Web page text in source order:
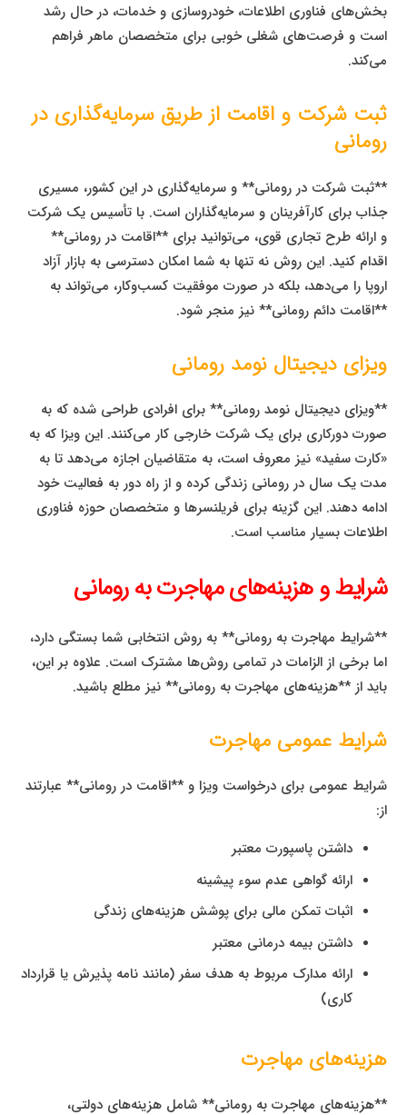
بخش‌های فناوری اطلاعات، خودروسازی و خدمات، در حال رشد
است و فرصت‌های شغلی خوبی برای متخصصان ماهر فراهم
می‌کند.
ثبت شرکت و اقامت از طریق سرمایه‌گذاری در
رومانی
**ثبت شرکت در رومانی** و سرمایه‌گذاری در این کشور، مسیری
جذاب برای کارآفرینان و سرمایه‌گذاران است. با تأسیس یک شرکت
و ارائه طرح تجاری قوی، می‌توانید برای **اقامت در رومانی**
اقدام کنید. این روش نه تنها به شما امکان دسترسی به بازار آزاد
اروپا را می‌دهد، بلکه در صورت موفقیت کسب‌وکار، می‌تواند به
**اقامت دائم رومانی** نیز منجر شود.
ویزای دیجیتال نومد رومانی
**ویزای دیجیتال نومد رومانی** برای افرادی طراحی شده که به
صورت دورکاری برای یک شرکت خارجی کار می‌کنند. این ویزا که به
«کارت سفید» نیز معروف است، به متقاضیان اجازه می‌دهد تا به
مدت یک سال در رومانی زندگی کرده و از راه دور به فعالیت خود
ادامه دهند. این گزینه برای فریلنسرها و متخصصان حوزه فناوری
اطلاعات بسیار مناسب است.
شرایط و هزینه‌های مهاجرت به رومانی
**شرایط مهاجرت به رومانی** به روش انتخابی شما بستگی دارد،
اما برخی از الزامات در تمامی روش‌ها مشترک است. علاوه بر این،
باید از **هزینه‌های مهاجرت به رومانی** نیز مطلع باشید.
شرایط عمومی مهاجرت
شرایط عمومی برای درخواست ویزا و **اقامت در رومانی** عبارتند
از:
داشتن پاسپورت معتبر
ارائه گواهی عدم سوء پیشینه
اثبات تمکن مالی برای پوشش هزینه‌های زندگی
داشتن بیمه درمانی معتبر
ارائه مدارک مربوط به هدف سفر (مانند نامه پذیرش یا قرارداد
کاری)
هزینه‌های مهاجرت
**هزینه‌های مهاجرت به رومانی** شامل هزینه‌های دولتی،